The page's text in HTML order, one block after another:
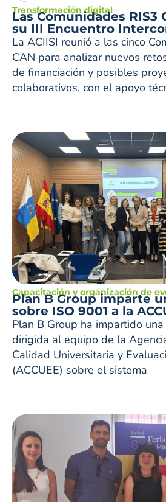
Transformación digital
Las Comunidades RIS3
su III Encuentro
La ACIISI reunió a las cinco
CAN para analizar nuevos
de financiación y posibles
colaborativos, con el apoyo
Capacitación y organización de
Plan B Group imparte
sobre ISO 9001 a la
Plan B Group ha impartido
dirigida al equipo de la
Calidad Universitaria y
(ACCUEE) sobre el sistema